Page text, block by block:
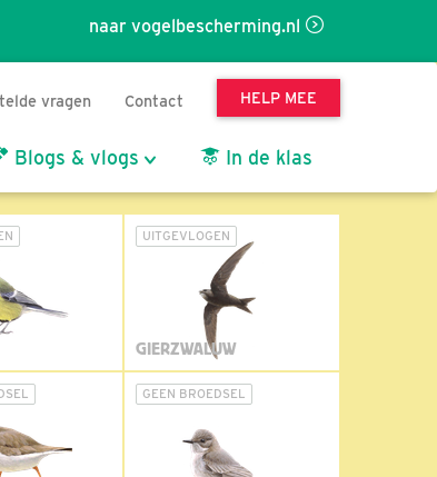
naar vogelbescherming.nl
vragen Contact HELP MEE
Blogs & vlogs In de klas
UITGEVLOGEN
GIERZWALUW
GEEN BROEDSEL